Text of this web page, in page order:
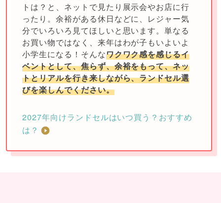
トは？と、ネットで見たり展示会やお店に行
ったり。余裕がある休日などに、レジャー気
分でいろいろ見てほしいと思います。単なる
お買い物ではなく、来年はわが子もいよいよ
小学生になる！そんなワクワク感を感じるイ
ベントとして、焦らず、余裕をもって、ネッ
トとリアルを行き来しながら、ランドセル選
びを楽しんでください。
2027年向けランドセルはいつ買う？おすすめ
は？